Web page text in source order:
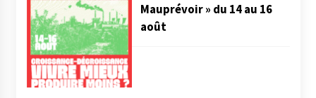
Mauprévoir » du 14 au 16
août